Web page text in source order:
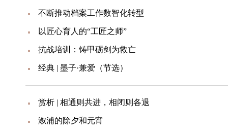
不断推动档案工作数智化转型
以匠心育人的“工匠之师”
抗战培训：铸甲砺剑为救亡
经典 | 墨子·兼爱（节选）
赏析 | 相通则共进，相闭则各退
溆浦的除夕和元宵